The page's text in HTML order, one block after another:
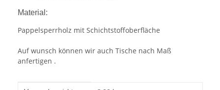
Material:
Pappelsperrholz mit Schichtstoffoberfläche
Auf wunsch können wir auch Tische nach Maß
anfertigen .